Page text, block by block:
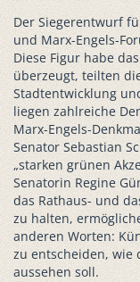
Der Siegerentwurf
und Marx-Engels-
Diese Figur habe
überzeugt, teilten
Stadtentwicklung
liegen zahlreiche
Marx-Engels-
Senator Sebastian
„starken grünen
Senatorin Regine
das Rathaus- und
zu halten,
anderen Worten:
zu entscheiden, wie
aussehen soll.